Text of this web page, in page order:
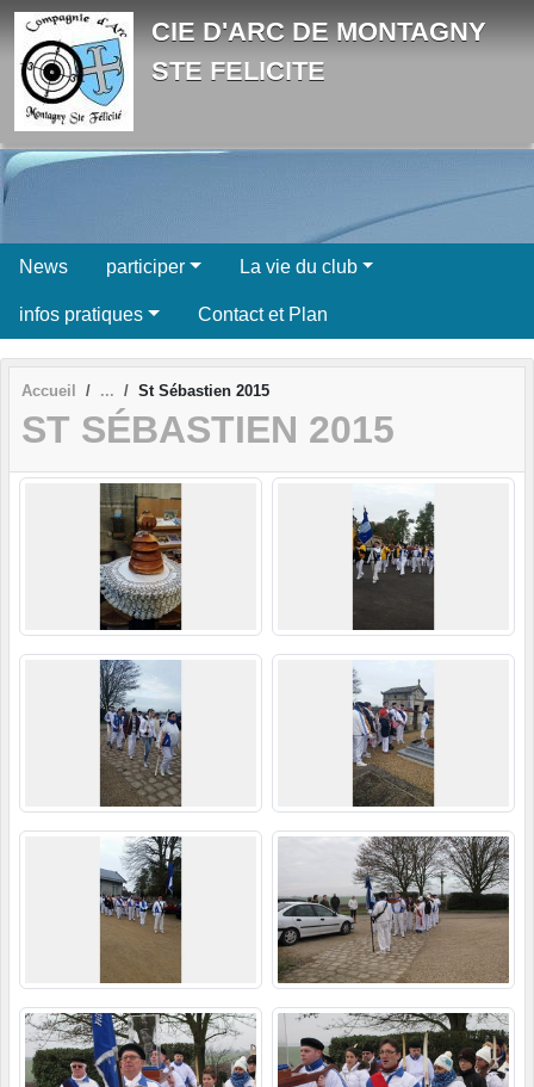
CIE D'ARC DE MONTAGNY
STE FELICITE
News participer La vie du club
infos pratiques Contact et Plan
Accueil St Sébastien 2015
ST SÉBASTIEN 2015
Panneau de gestion des cookies